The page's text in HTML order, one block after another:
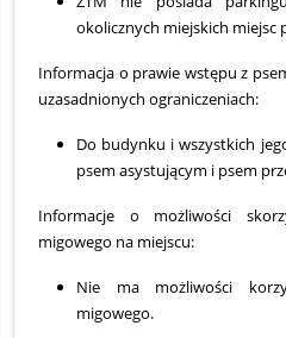
okolicznych miejskich miejsc
Informacja o prawie wstępu z
uzasadnionych ograniczeniach:
Do budynku i wszystkich
psem asystującym i psem
Informacje o możliwości
migowego na miejscu:
Nie ma możliwości
migowego.